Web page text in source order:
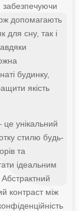
забезпечуючи
допомагають
для сну, так і
будинку,
якість
унікальний
стилю будь-
та
ідеальним
контраст між